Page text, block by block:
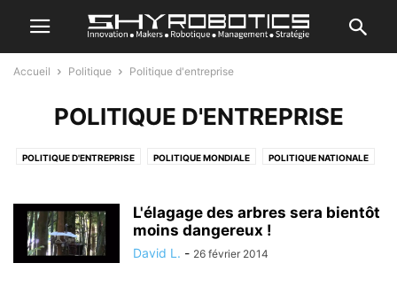
Accueil Politique Politique d'entreprise
POLITIQUE D'ENTREPRISE
POLITIQUE D'ENTREPRISE POLITIQUE MONDIALE POLITIQUE NATIONALE
L'élagage des arbres sera bientôt
moins dangereux !
David L. - 26 février 2014